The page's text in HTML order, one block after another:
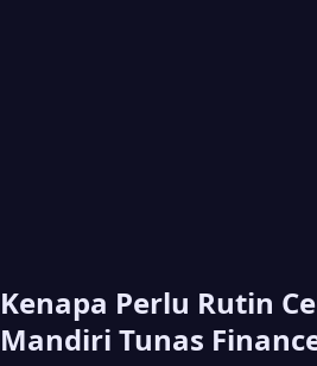
Kenapa Perlu Rutin
Mandiri Tunas